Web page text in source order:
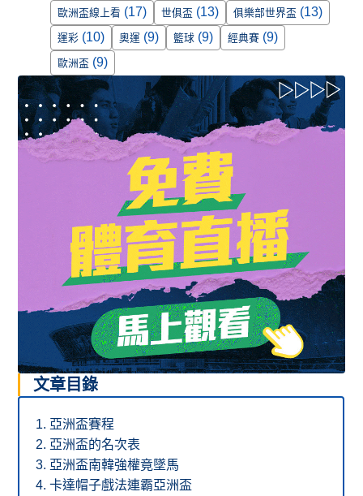
文章目錄
亞洲盃賽程
亞洲盃的名次表
亞洲盃南韓強權竟墜馬
卡達帽子戲法連霸亞洲盃
歐洲盃線上看 (17) 世俱盃 (13) 俱樂部世界盃 (13)
運彩 (10) 奧運 (9) 籃球 (9) 經典賽 (9)
歐洲盃 (9)